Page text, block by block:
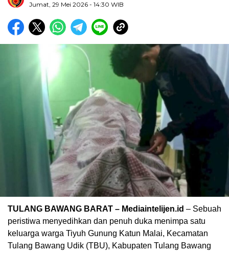
Jumat, 29 Mei 2026 - 14:30 WIB
TULANG BAWANG BARAT – Mediaintelijen.id – Sebuah
peristiwa menyedihkan dan penuh duka menimpa satu
keluarga warga Tiyuh Gunung Katun Malai, Kecamatan
Tulang Bawang Udik (TBU), Kabupaten Tulang Bawang